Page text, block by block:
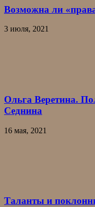
Возможна ли
3 июля, 2021
Ольга Веретина.
Седнина
16 мая, 2021
Таланты и